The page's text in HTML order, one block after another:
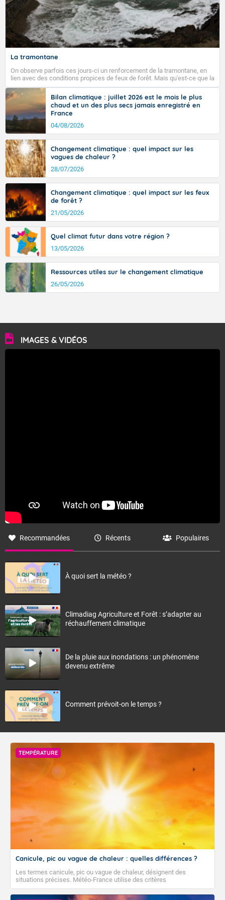
La tramontane
On observe parfois ces jours-ci un renforcement de la tramontane, en
lien avec des conditions propices de feux de forêt. Mais qu'est-ce que la
tramontane ? Quelles sont ses caractéristiques ? La tramontane est un
vent turbulent soufflant de secteur nord-ouest à nord, ou ouest à nord-
ouest, dans un secteur qui part du Roussillon à la vallée de l’Aude et à
l’ouest de l’Hérault. L’étymologie de ce vent vient du latin trasmontanus,
signifiant au-delà des monts, en allusion aux régions montagneuses
d’où provient ce vent.
Bilan climatique : juillet 2026 est le mois le plus
chaud et un des plus secs jamais enregistré en
France
04/08/2026
Changement climatique : quel impact sur les
vagues de chaleur ?
28/07/2026
Changement climatique : quel impact sur les feux
de forêt ?
21/05/2026
Quel climat futur dans votre région ?
13/05/2026
Ressources utiles sur le changement climatique
26/05/2026
IMAGES & VIDÉOS
Recommandées Récents Populaires
À quoi sert la météo ?
Climadiag Agriculture et Forêt : s’adapter au
réchauffement climatique
De la pluie aux inondations : un phénomène
devenu extrême
Comment prévoit-on le temps ?
TEMPÉRATURE
Canicule, pic ou vague de chaleur : quelles différences ?
Les termes canicule, pic ou vague de chaleur, désignent des
situations précises. Météo-France utilise des critères
climatologiques pour évaluer et qualifier les épisodes de chaleur qui
peuvent avoir des impacts sanitaires et socio-économiques